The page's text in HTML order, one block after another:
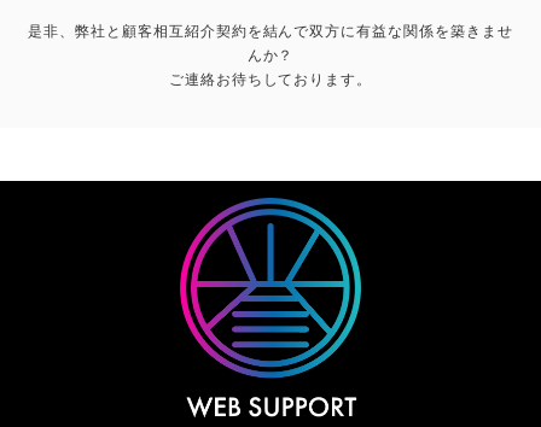
是非、弊社と顧客相互紹介契約を結んで双方に有益な関係を築きませ
んか？
ご連絡お待ちしております。